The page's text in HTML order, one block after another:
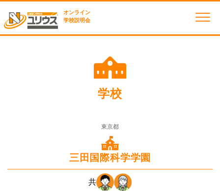
オンライン
学校説明会
学校
東京都
三田国際科学学園
共